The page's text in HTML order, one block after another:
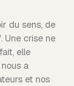
du sens, de
Une crise ne
elle
a
et nos